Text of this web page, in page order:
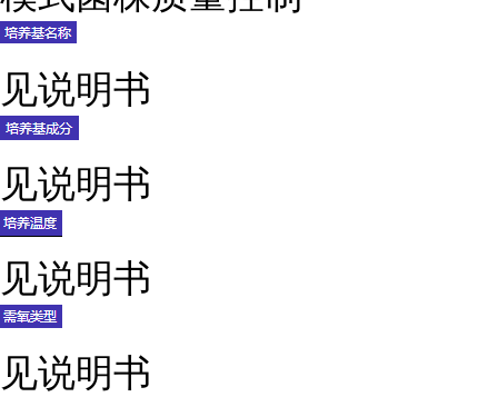
见说明书
见说明书
见说明书
见说明书